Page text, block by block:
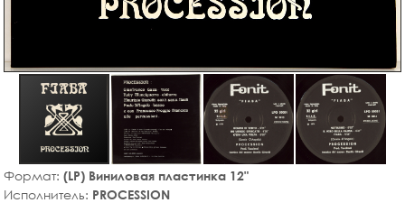
Формат: (LP) Виниловая пластинка 12"
Исполнитель: PROCESSION